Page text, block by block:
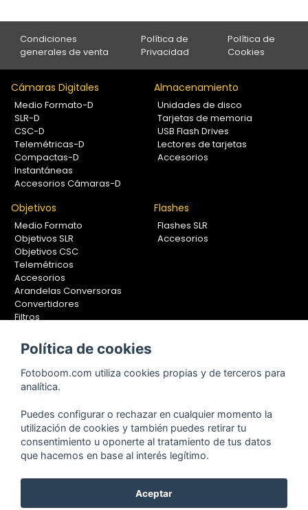
Condiciones
generales de venta
Política de
Privacidad
Política de
Cookies
Cámaras Digitales
Medio Formato-D
SLR-D
CSC-D
Telemétricas-D
Compactas-D
Instantáneas
Accesorios Cámaras-D
Almacenamiento
Unidades de disco
Tarjetas de memoria
USB Flash Drives
Lectores de tarjetas
Accesorios
Objetivos
Medio Formato
Objetivos SLR
Objetivos CSC
Telemétricos
Accesorios
Arandelas Conversoras
Convertidores
Filtros
Calibradores
Flashes
Flashes SLR
Accesorios
Soportes Fotografía
Monopiés
Trípodes
Kit Completos
Accesorios
Copyright © 2001-2024, Fotoboom, Fotonet, S.L. CIF. B-83430587
Política de cookies
Fotoboom.com utiliza cookies propias y de terceros para
analítica.
Puedes configurar o rechazar en cualquier momento la
utilización de cookies y también puedes retirar tu
consentimiento u oponerte al tratamiento de tus datos
que hacemos en base al interés legítimo.
Aceptar